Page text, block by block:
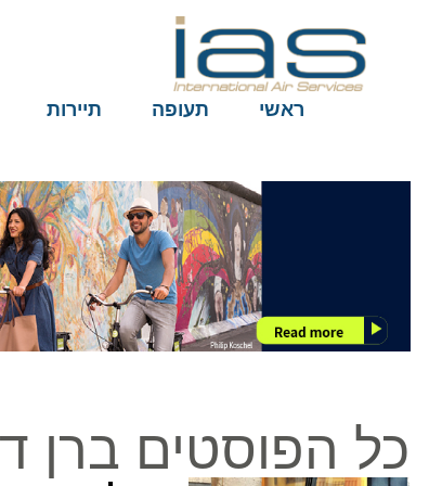
ראשי תעופה תיירות
כל הפוסטים ברן